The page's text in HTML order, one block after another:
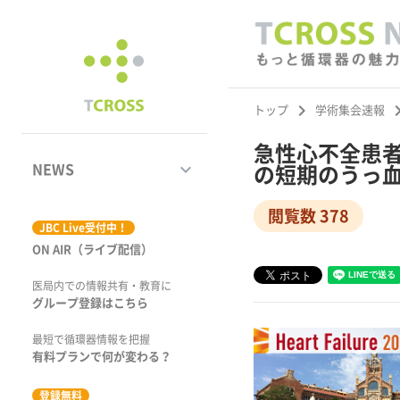
NEWS keyboard_arrow_down
ジャーナル
動画コンテンツ
市場トピックス
JBC Live受付中！
ON AIR（ライブ配信）
医局内での情報共有・教育に
グループ登録はこちら
最短で循環器情報を把握
有料プランで何が変わる？
登録無料
トップ keyboard_arrow_right 学術集会速報
急性心不全患
の短期のうっ
閲覧数 378